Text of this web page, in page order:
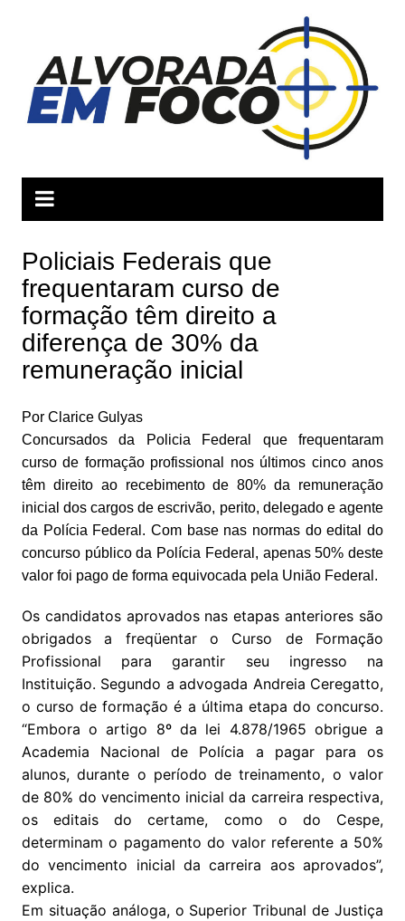
conteúdo
Policiais Federais que
frequentaram curso de
formação têm direito a
diferença de 30% da
remuneração inicial
Por Clarice Gulyas
Concursados da Policia Federal que frequentaram
curso de formação profissional nos últimos cinco anos
têm direito ao recebimento de 80% da remuneração
inicial dos cargos de escrivão, perito, delegado e agente
da Polícia Federal. Com base nas normas do edital do
concurso público da Polícia Federal, apenas 50% deste
valor foi pago de forma equivocada pela União Federal.
Os candidatos aprovados nas etapas anteriores são
obrigados a freqüentar o Curso de Formação
Profissional para garantir seu ingresso na
Instituição. Segundo a advogada Andreia Ceregatto,
o curso de formação é a última etapa do concurso.
“Embora o artigo 8º da lei 4.878/1965 obrigue a
Academia Nacional de Polícia a pagar para os
alunos, durante o período de treinamento, o valor
de 80% do vencimento inicial da carreira respectiva,
os editais do certame, como o do Cespe,
determinam o pagamento do valor referente a 50%
do vencimento inicial da carreira aos aprovados”,
explica.
Em situação análoga, o Superior Tribunal de Justiça